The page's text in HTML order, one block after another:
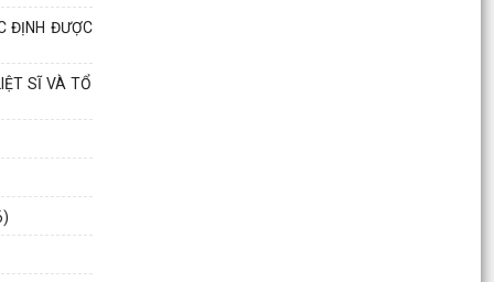
ĐỊNH ĐƯỢC
SĨ VÀ TỔ